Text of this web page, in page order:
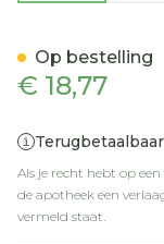
€ 18,77
Terugbetaalbaar
Als je recht hebt op
de apotheek een
vermeld staat.
Op bestelling